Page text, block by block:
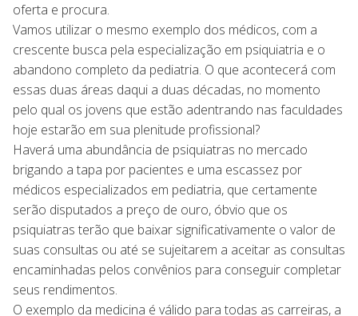
oferta e procura.
Vamos utilizar o mesmo exemplo dos médicos, com a
crescente busca pela especialização em psiquiatria e o
abandono completo da pediatria. O que acontecerá com
essas duas áreas daqui a duas décadas, no momento
pelo qual os jovens que estão adentrando nas faculdades
hoje estarão em sua plenitude profissional?
Haverá uma abundância de psiquiatras no mercado
brigando a tapa por pacientes e uma escassez por
médicos especializados em pediatria, que certamente
serão disputados a preço de ouro, óbvio que os
psiquiatras terão que baixar significativamente o valor de
suas consultas ou até se sujeitarem a aceitar as consultas
encaminhadas pelos convênios para conseguir completar
seus rendimentos.
O exemplo da medicina é válido para todas as carreiras, a